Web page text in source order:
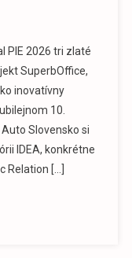
PIE 2026 tri zlaté
SuperbOffice,
inovatívny
10.
Slovensko si
IDEA, konkrétne
Relation […]